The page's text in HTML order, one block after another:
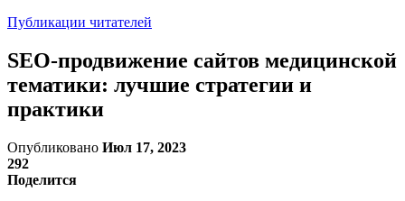
Публикации читателей
SEO-продвижение сайтов медицинской
тематики: лучшие стратегии и
практики
Опубликовано Июл 17, 2023
292
Поделится